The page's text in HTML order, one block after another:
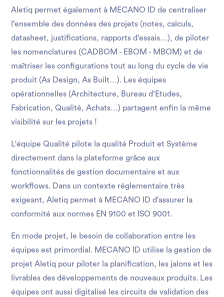
Aletiq permet également à MECANO ID de centraliser
l’ensemble des données des projets (notes, calculs,
datasheet, justifications, rapports d’essais…), de piloter
les nomenclatures (CADBOM - EBOM - MBOM) et de
maîtriser les configurations tout au long du cycle de vie
produit (As Design, As Built…). Les équipes
opérationnelles (Architecture, Bureau d’Etudes,
Fabrication, Qualité, Achats…) partagent enfin la même
visibilité sur les projets !
L'équipe Qualité pilote la qualité Produit et Système
directement dans la plateforme grâce aux
fonctionnalités de gestion documentaire et aux
workflows. Dans un contexte réglementaire très
exigeant, Aletiq permet à MECANO ID d’assurer la
conformité aux normes EN 9100 et ISO 9001.
En mode projet, le besoin de collaboration entre les
équipes est primordial. MECANO ID utilise la gestion de
projet Aletiq pour piloter la planification, les jalons et les
livrables des développements de nouveaux produits. Les
équipes ont aussi digitalisé les circuits de validation des